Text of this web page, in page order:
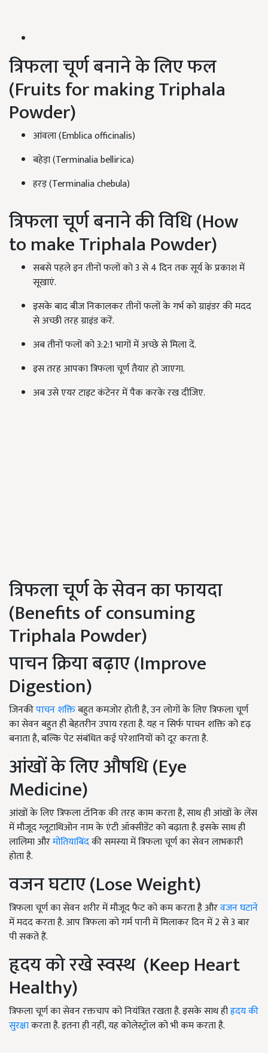
त्रिफला चूर्ण बनाने के लिए फल
(Fruits for making Triphala
Powder)
आंवला (Emblica officinalis)
बहेड़ा (Terminalia bellirica)
हरड़ (Terminalia chebula)
त्रिफला चूर्ण बनाने की विधि (How
to make Triphala Powder)
सबसे पहले इन तीनों फलों को 3 से 4 दिन तक सूर्य के प्रकाश में
सूखाएं.
इसके बाद बीज निकालकर तीनों फलों के गर्भ को ग्राइंडर की मदद
से अच्छी तरह ग्राइंड करें.
अब तीनों फलों को 3:2:1 भागों में अच्छे से मिला दें.
इस तरह आपका त्रिफला चूर्ण तैयार हो जाएगा.
अब उसे एयर टाइट कंटेनर में पैक करके रख दीजिए.
त्रिफला चूर्ण के सेवन का फायदा
(Benefits of consuming
Triphala Powder)
पाचन क्रिया बढ़ाए (Improve
Digestion)
जिनकीपाचन शक्तिबहुत कमजोर होती है, उन लोगों के लिए त्रिफला चूर्ण
का सेवन बहुत ही बेहतरीन उपाय रहता है. यह न सिर्फ पाचन शक्ति को दृढ़
बनाता है, बल्कि पेट संबंधित कई परेशानियों को दूर करता है.
आंखों के लिए औषधि (Eye
Medicine)
आंखों के लिए त्रिफला टॉनिक की तरह काम करता है, साथ ही आंखों के लेंस
में मौजूद ग्लूटाथिओन नाम के एंटी ऑक्सीडेंट को बढ़ाता है. इसके साथ ही
लालिमा औरमोतियाबिंदकी समस्या में त्रिफला चूर्ण का सेवन लाभकारी
होता है.
वजन घटाए (Lose Weight)
त्रिफला चूर्ण का सेवन शरीर में मौजूद फैट को कम करता है औरवजन घटाने
में मदद करता है. आप त्रिफला को गर्म पानी में मिलाकर दिन में 2 से 3 बार
पी सकते हैं.
हृदय को रखे स्वस्थ (Keep Heart
Healthy)
त्रिफला चूर्ण का सेवन रक्तचाप को नियंत्रित रखता है. इसके साथ हीह्रदय की
सुरक्षाकरता है. इतना ही नहीं, यह कोलेस्ट्रॉल को भी कम करता है.